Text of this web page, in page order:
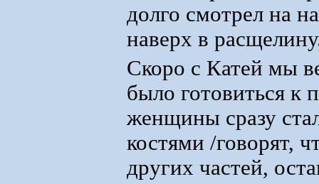
долго смотрел на
наверх в
Скоро с Катей мы
было готовиться к
женщины сразу
костями /говорят,
других частей,